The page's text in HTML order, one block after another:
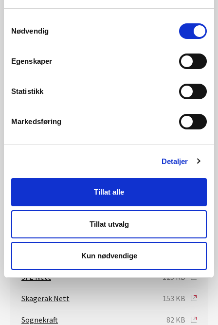
Nødvendig
Egenskaper
Statistikk
Markedsføring
Detaljer
Tillat alle
Tillat utvalg
Kun nødvendige
428 KB
Høringsbrev, forslag til endring i
400 KB
Istad Nett 112 KB
Justis- og
beredskapsdempartementet
90 KB
Mørenett 268 KB
SFE Nett 125 KB
Skagerak Nett 153 KB
Sognekraft 82 KB